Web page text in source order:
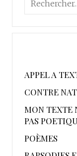
APPEL A
CONTRE
MON TEXTE
PAS
POÈMES